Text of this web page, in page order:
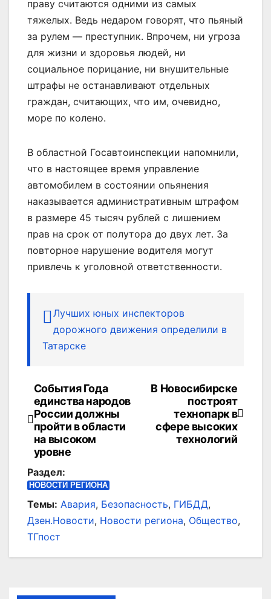
праву считаются одними из самых
тяжелых. Ведь недаром говорят, что пьяный
за рулем — преступник. Впрочем, ни угроза
для жизни и здоровья людей, ни
социальное порицание, ни внушительные
штрафы не останавливают отдельных
граждан, считающих, что им, очевидно,
море по колено.
В областной Госавтоинспекции напомнили,
что в настоящее время управление
автомобилем в состоянии опьянения
наказывается административным штрафом
в размере 45 тысяч рублей с лишением
прав на срок от полутора до двух лет. За
повторное нарушение водителя могут
привлечь к уголовной ответственности.
Лучших юных инспекторов
дорожного движения определили в
Татарске
Навигация
по
записям
В Новосибирске
построят
технопарк в
сфере высоких
технологий
События Года
единства народов
России должны
пройти в области
на высоком
уровне
Раздел:
НОВОСТИ РЕГИОНА
Темы: Авария, Безопасность, ГИБДД,
Дзен.Новости, Новости региона, Общество,
ТГпост